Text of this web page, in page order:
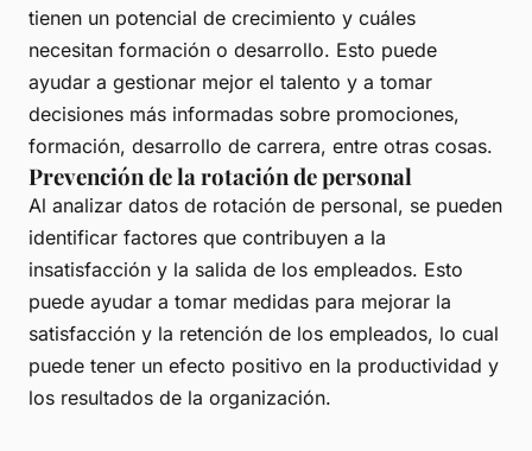
tienen un potencial de crecimiento y cuáles
necesitan formación o desarrollo. Esto puede
ayudar a gestionar mejor el talento y a tomar
decisiones más informadas sobre promociones,
formación, desarrollo de carrera, entre otras cosas.
Prevención de la rotación de personal
Al analizar datos de rotación de personal, se pueden
identificar factores que contribuyen a la
insatisfacción y la salida de los empleados. Esto
puede ayudar a tomar medidas para mejorar la
satisfacción y la retención de los empleados, lo cual
puede tener un efecto positivo en la productividad y
los resultados de la organización.